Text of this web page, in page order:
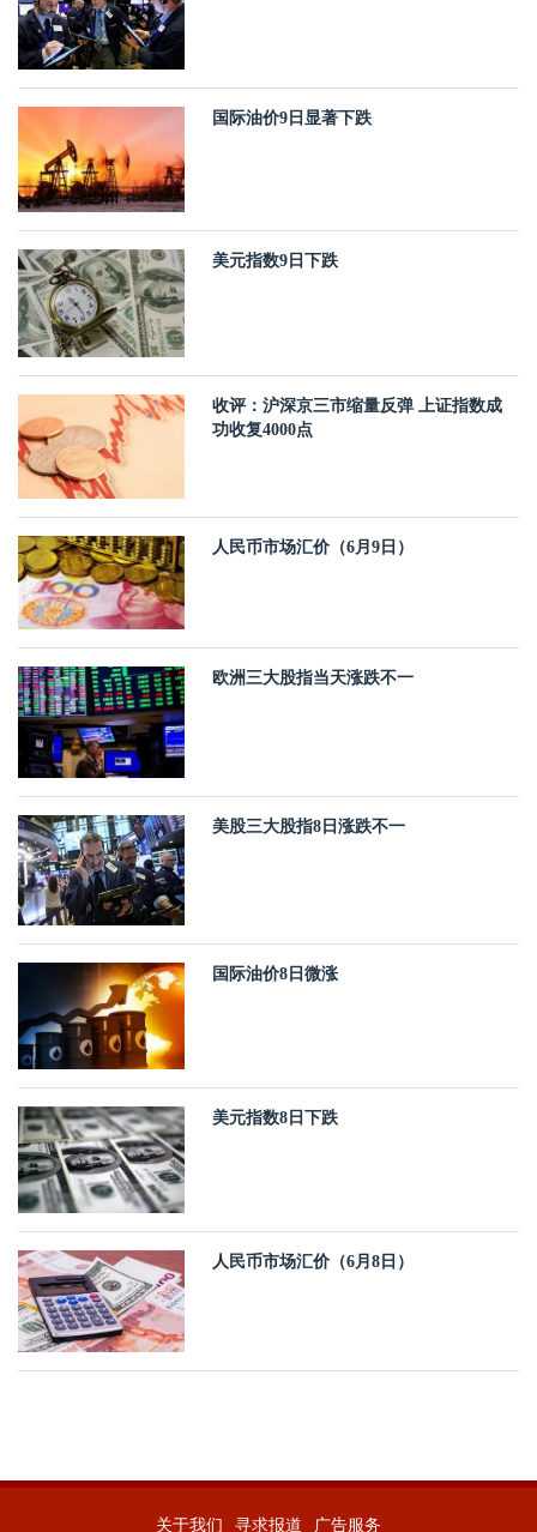
国际油价9日显著下跌
美元指数9日下跌
收评：沪深京三市缩量反弹 上证指数成
功收复4000点
人民币市场汇价（6月9日）
欧洲三大股指当天涨跌不一
美股三大股指8日涨跌不一
国际油价8日微涨
美元指数8日下跌
人民币市场汇价（6月8日）
关于我们 寻求报道 广告服务